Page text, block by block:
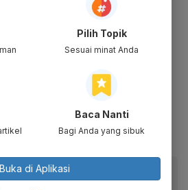
13 episode.
Little Mom Episode
Dinikahkan
di WhatsApp
Pilih Topik
Sesuai minat Anda
Baca Nanti
Bagi Anda yang sibuk
Buka di Aplikasi